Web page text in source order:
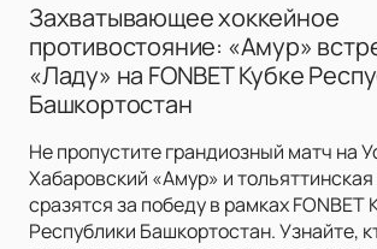
Захватывающее хоккейное
противостояние: «Амур»
«Ладу» на FONBET Кубке
Башкортостан
Не пропустите грандиозный матч на
Хабаровский «Амур» и
сразятся за победу в рамках FONBET
Республики Башкортостан. Узнайте,